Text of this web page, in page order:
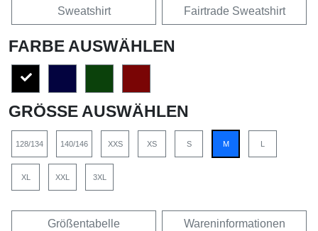
Sweatshirt Fairtrade Sweatshirt
FARBE AUSWÄHLEN
GRÖSSE AUSWÄHLEN
128/134 140/146 XXS XS S M L
XL XXL 3XL
Größentabelle Wareninformationen